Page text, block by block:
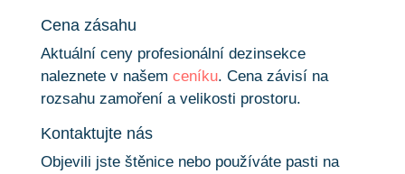
Cena zásahu
Aktuální ceny profesionální dezinsekce
naleznete v našem ceníku. Cena závisí na
rozsahu zamoření a velikosti prostoru.
Kontaktujte nás
Objevili jste štěnice nebo používáte pasti na